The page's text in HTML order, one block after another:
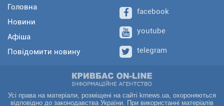
Головна
Новини
Афіша
Повідомити новину
facebook
youtube
telegram
Усі права на матеріали, розміщені на сайті krnews.ua, охороняються
відповідно до законодавства України. При використанні матеріалів